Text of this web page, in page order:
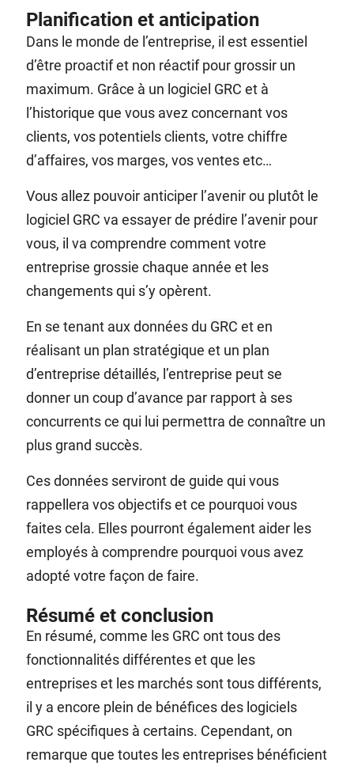
Planification et anticipation
Dans le monde de l’entreprise, il est essentiel
d’être proactif et non réactif pour grossir un
maximum. Grâce à un logiciel GRC et à
l’historique que vous avez concernant vos
clients, vos potentiels clients, votre chiffre
d’affaires, vos marges, vos ventes etc…
Vous allez pouvoir anticiper l’avenir ou plutôt le
logiciel GRC va essayer de prédire l’avenir pour
vous, il va comprendre comment votre
entreprise grossie chaque année et les
changements qui s’y opèrent.
En se tenant aux données du GRC et en
réalisant un plan stratégique et un plan
d’entreprise détaillés, l’entreprise peut se
donner un coup d’avance par rapport à ses
concurrents ce qui lui permettra de connaître un
plus grand succès.
Ces données serviront de guide qui vous
rappellera vos objectifs et ce pourquoi vous
faites cela. Elles pourront également aider les
employés à comprendre pourquoi vous avez
adopté votre façon de faire.
Résumé et conclusion
En résumé, comme les GRC ont tous des
fonctionnalités différentes et que les
entreprises et les marchés sont tous différents,
il y a encore plein de bénéfices des logiciels
GRC spécifiques à certains. Cependant, on
remarque que toutes les entreprises bénéficient